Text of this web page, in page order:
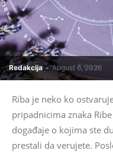
Redakcija - August 6, 2026
Riba je neko ko
pripadnicima znaka
događaje o kojima ste
prestali da verujete.